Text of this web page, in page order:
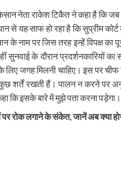
नेता राकेश टिकैत ने कहा है कि
से यह साफ हो रहा है कि सुप्रीम
के नाम पर जिस तरह इन्हें विपक्ष
के दौरान प्रदर्शनकारियों का
के लिए जगह मिलनी चाहिए। इस पर
शर्तें रखती हैं। पालन न करने पर
कि इसके बारे में मुझे पता करना पड़ेगा।
पर रोक लगाने के संकेत, जानें अब क्या